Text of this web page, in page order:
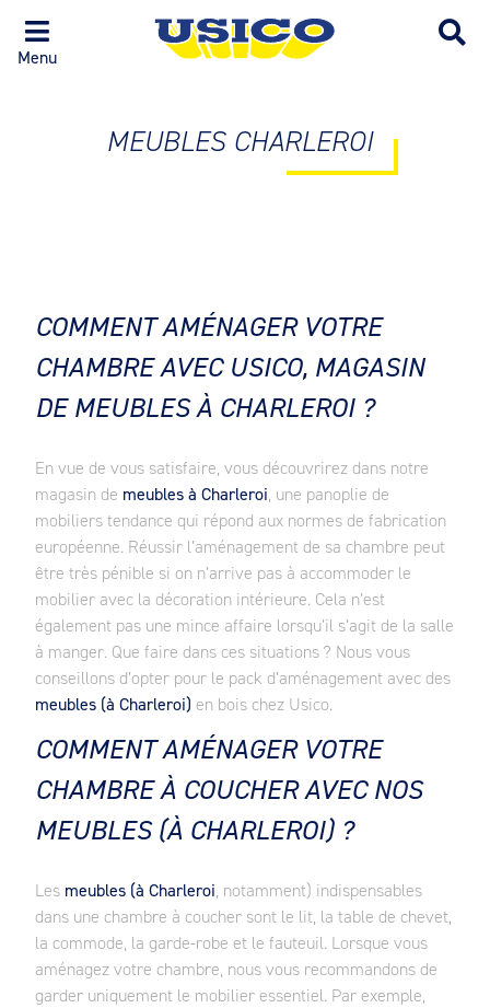
Menu
MEUBLES CHARLEROI
COMMENT AMÉNAGER VOTRE
CHAMBRE AVEC USICO, MAGASIN
DE MEUBLES À CHARLEROI ?
En vue de vous satisfaire, vous découvrirez dans notre
magasin de meubles à Charleroi, une panoplie de
mobiliers tendance qui répond aux normes de fabrication
européenne. Réussir l’aménagement de sa chambre peut
être très pénible si on n’arrive pas à accommoder le
mobilier avec la décoration intérieure. Cela n’est
également pas une mince affaire lorsqu’il s’agit de la salle
à manger. Que faire dans ces situations ? Nous vous
conseillons d’opter pour le pack d’aménagement avec des
meubles (à Charleroi) en bois chez Usico.
COMMENT AMÉNAGER VOTRE
CHAMBRE À COUCHER AVEC NOS
MEUBLES (À CHARLEROI) ?
Les meubles (à Charleroi, notamment) indispensables
dans une chambre à coucher sont le lit, la table de chevet,
la commode, la garde-robe et le fauteuil. Lorsque vous
aménagez votre chambre, nous vous recommandons de
garder uniquement le mobilier essentiel. Par exemple,